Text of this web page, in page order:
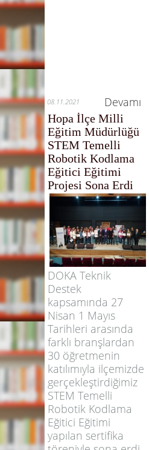
08.11.2021 Devamı
Hopa İlçe Milli
Eğitim Müdürlüğü
STEM Temelli
Robotik Kodlama
Eğitici Eğitimi
Projesi Sona Erdi
DOKA Teknik
Destek
kapsamında 27
Nisan 1 Mayıs
Tarihleri arasında
farklı branşlardan
30 öğretmenin
katılımıyla ilçemizde
gerçekleştirdiğimiz
STEM Temelli
Robotik Kodlama
Eğitici Eğitimi
yapılan sertifika